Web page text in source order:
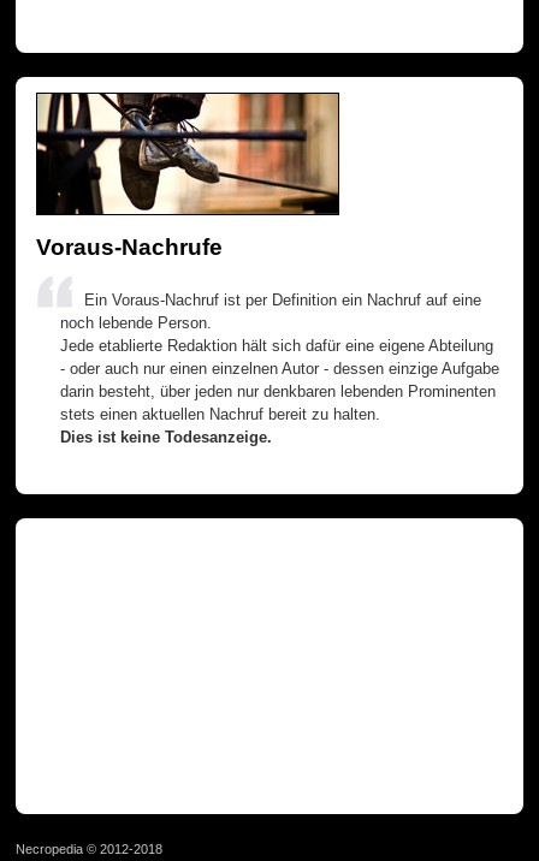
Voraus-Nachrufe
Ein Voraus-Nachruf ist per Definition ein Nachruf auf eine
noch lebende Person.
Jede etablierte Redaktion hält sich dafür eine eigene Abteilung
- oder auch nur einen einzelnen Autor - dessen einzige Aufgabe
darin besteht, über jeden nur denkbaren lebenden Prominenten
stets einen aktuellen Nachruf bereit zu halten.
Dies ist keine Todesanzeige.
Necropedia © 2012-2018